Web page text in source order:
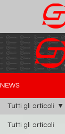
NEWS
Tutti gli articoli
Tutti gli articoli